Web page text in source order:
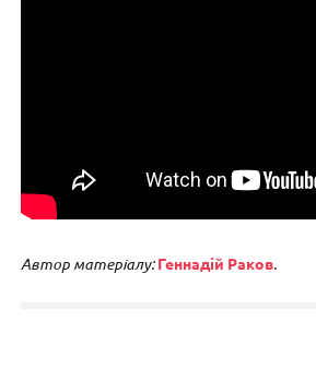
Автор матеріалу:Геннадій Раков.